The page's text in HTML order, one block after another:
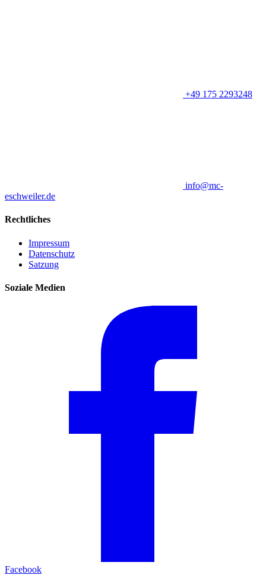
+49 175 2293248
info@mc-
eschweiler.de
Rechtliches
Impressum
Datenschutz
Satzung
Soziale Medien
Facebook